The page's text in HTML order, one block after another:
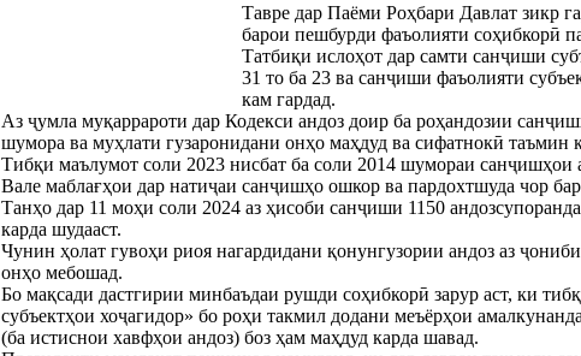
Тавре дар Паёми Роҳбари Давлат зикр
барои пешбурди фаъолияти соҳибкорӣ
Татбиқи ислоҳот дар самти санҷиши
31 то ба 23 ва санҷиши фаъолияти
кам гардад.
Аз ҷумла муқаррароти дар Кодекси андоз доир ба роҳандозии
шумора ва муҳлати гузаронидани онҳо маҳдуд ва сифатнокӣ таъмин
Тибқи маълумот соли 2023 нисбат ба соли 2014 шумораи санҷишҳои
Вале маблағҳои дар натиҷаи санҷишҳо ошкор ва пардохтшуда чор
Танҳо дар 11 моҳи соли 2024 аз ҳисоби санҷиши 1150
карда шудааст.
Чунин ҳолат гувоҳи риоя нагардидани қонунгузории андоз аз
онҳо мебошад.
Бо мақсади дастгирии минбаъдаи рушди соҳибкорӣ зарур аст, ки
субъектҳои хоҷагидор» бо роҳи такмил додани меъёрҳои
(ба истиснои хавфҳои андоз) боз ҳам маҳдуд карда шавад.